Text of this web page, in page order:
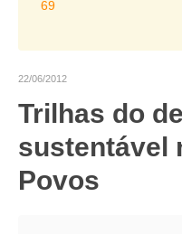
ORGANOGRAMA
CRESCE BRASIL
CONSELHO TECNOLÓGICO
HISTÓRICO E ATUAÇÃO
69
22/06/2012
Trilhas do
sustentável
Povos